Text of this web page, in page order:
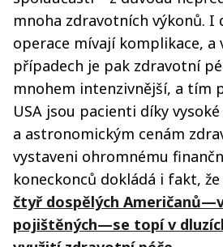
mnoha zdravotních výkonů. I
operace mívají komplikace, a
případech je pak zdravotní
mnohem intenzivnější, a tím
USA jsou pacienti díky
a astronomickým cenám
vystaveni ohromnému
koneckonců dokládá i fakt,
čtyř dospělých
pojištěných—se topí v